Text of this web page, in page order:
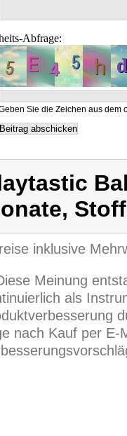
Abfrage:
Sie die Zeichen aus dem
inklusive
Meinung
als
nach Kauf per E-